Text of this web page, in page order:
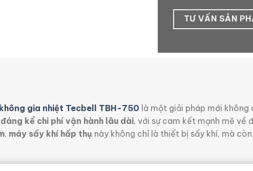
TƯ VẤN SẢN
gia nhiệt Tecbell TBH-750 là một giải pháp mới không
kể chi phí vận hành lâu dài, với sự cam kết mạnh mẽ về
, máy sấy khí hấp thụ này không chỉ là thiết bị sấy khí, mà